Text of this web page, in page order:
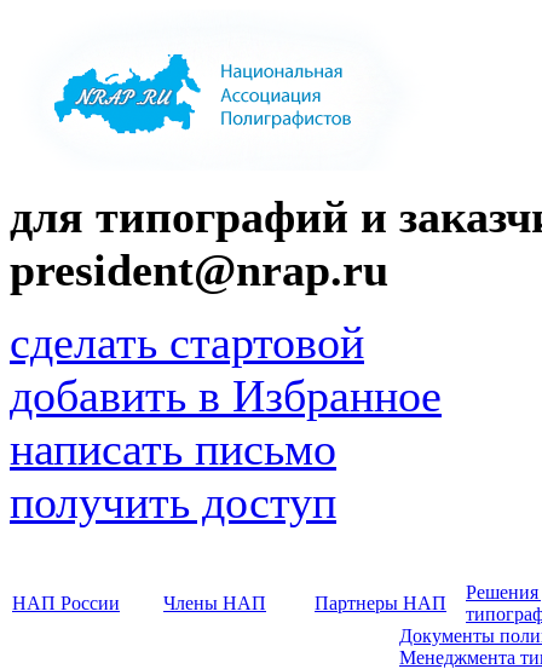
для типографий и
president@nrap.ru
сделать стартовой
добавить в Избранное
написать письмо
получить доступ
НАП России Члены НАП Партнеры НАП
Решения
Документы
Менеджмента